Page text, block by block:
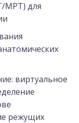
МРТ) для
виртуальное
режущих